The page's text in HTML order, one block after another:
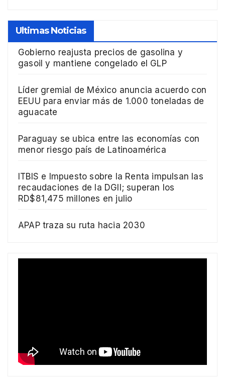
Ultimas Noticias
Gobierno reajusta precios de gasolina y
gasoil y mantiene congelado el GLP
Líder gremial de México anuncia acuerdo con
EEUU para enviar más de 1.000 toneladas de
aguacate
Paraguay se ubica entre las economías con
menor riesgo país de Latinoamérica
ITBIS e Impuesto sobre la Renta impulsan las
recaudaciones de la DGII; superan los
RD$81,475 millones en julio
APAP traza su ruta hacia 2030